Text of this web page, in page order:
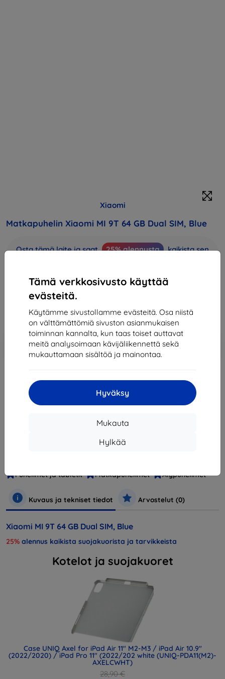
Tämä verkkosivusto käyttää
evästeitä.
Käytämme sivustollamme evästeitä. Osa niistä
on välttämättömiä sivuston asianmukaisen
toiminnan kannalta, kun taas toiset auttavat
meitä analysoimaan kävijäliikennettä sekä
mukauttamaan sisältöä ja mainontaa.
Hyväksy
Mukauta
Hylkää
Xiaomi
Matkapuhelin Xiaomi MI 9T 64 GB Dual SIM, Blue
Osta tämä laite ja saat 25% alennusta
kaikista sen
334,90 €
301,41 €
-10%
Alennus kupongilla
EXTRA10
Lisää
ostoskoriin
Loppuunmyyty
Loppuunmyyty
Puhelimet ja tabletit
Matkapuhelimet Älypuhelimet
Kuvaus ja tekniset tiedot Arvostelut (0)
Xiaomi MI 9T 64 GB Dual SIM, Blue
25% alennus kaikista suojakuorista ja tarvikkeista
Kotelot ja suojakuoret
Case UNIQ Axel for iPad Air 11" M2-M3 / iPad Air 10.9"
(2022/2020) / iPad Pro 11" (2022/202 white (UNIQ-PDA11(M2)-
AXELCWHT)
28,90 €